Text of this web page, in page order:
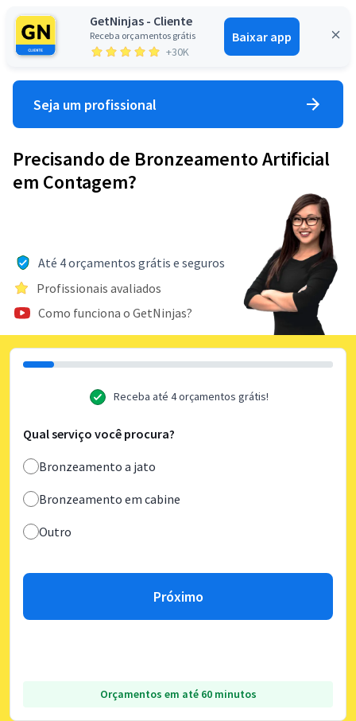
GetNinjas - Cliente
Receba orçamentos grátis
+30K
Baixar app
Entrar
Seja um profissional
Precisando de Bronzeamento Artificial
em Contagem?
Até 4 orçamentos grátis e seguros
Profissionais avaliados
Como funciona o GetNinjas?
Receba até 4 orçamentos grátis!
Qual serviço você procura?
Bronzeamento a jato
Bronzeamento em cabine
Outro
Próximo
Orçamentos em até 60 minutos